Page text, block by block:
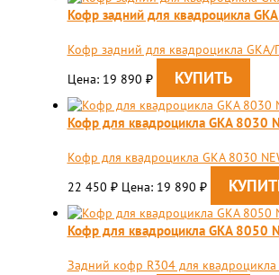
Кофр задний для квадроцикла
Кофр задний для квадроцикла GKA/
Цена: 19 890 ₽
Кофр для квадроцикла GKA 8030
Кофр для квадроцикла GKA 8030
22 450 ₽ Цена: 19 890 ₽
Кофр для квадроцикла GKA 8050
Задний кофр R304 для квадроцикла